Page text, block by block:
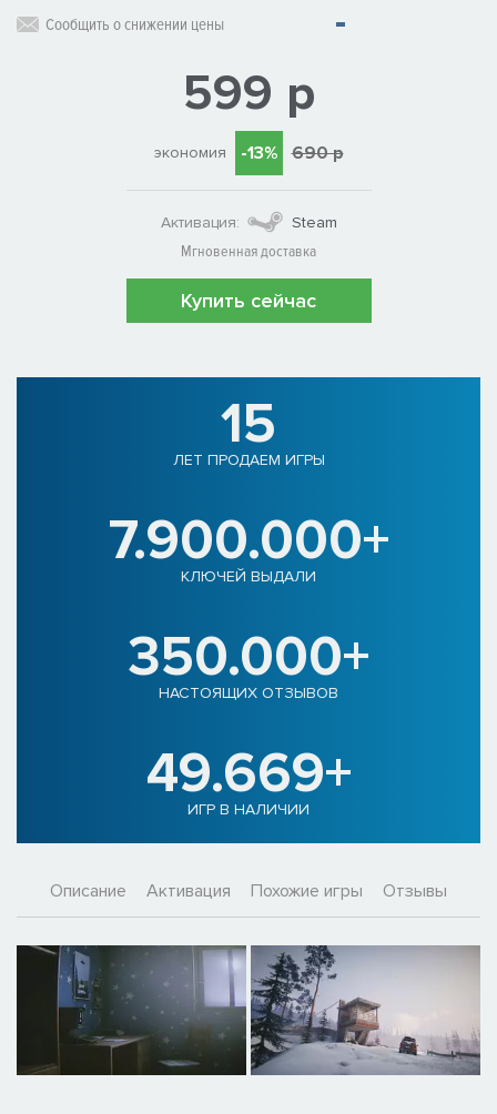
Сообщить о снижении цены
599 р
экономия -13% 690 р
Активация:
Steam
Мгновенная доставка
Купить сейчас
15
ЛЕТ ПРОДАЕМ ИГРЫ
7.900.000+
КЛЮЧЕЙ ВЫДАЛИ
350.000+
НАСТОЯЩИХ ОТЗЫВОВ
49.669+
ИГР В НАЛИЧИИ
Описание Активация Похожие игры Отзывы